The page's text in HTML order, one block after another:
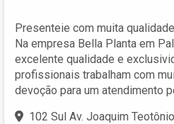
Presenteie com muita
Na empresa Bella Planta em
excelente qualidade e
profissionais trabalham com
devoção para um atendimento
102 Sul Av. Joaquim